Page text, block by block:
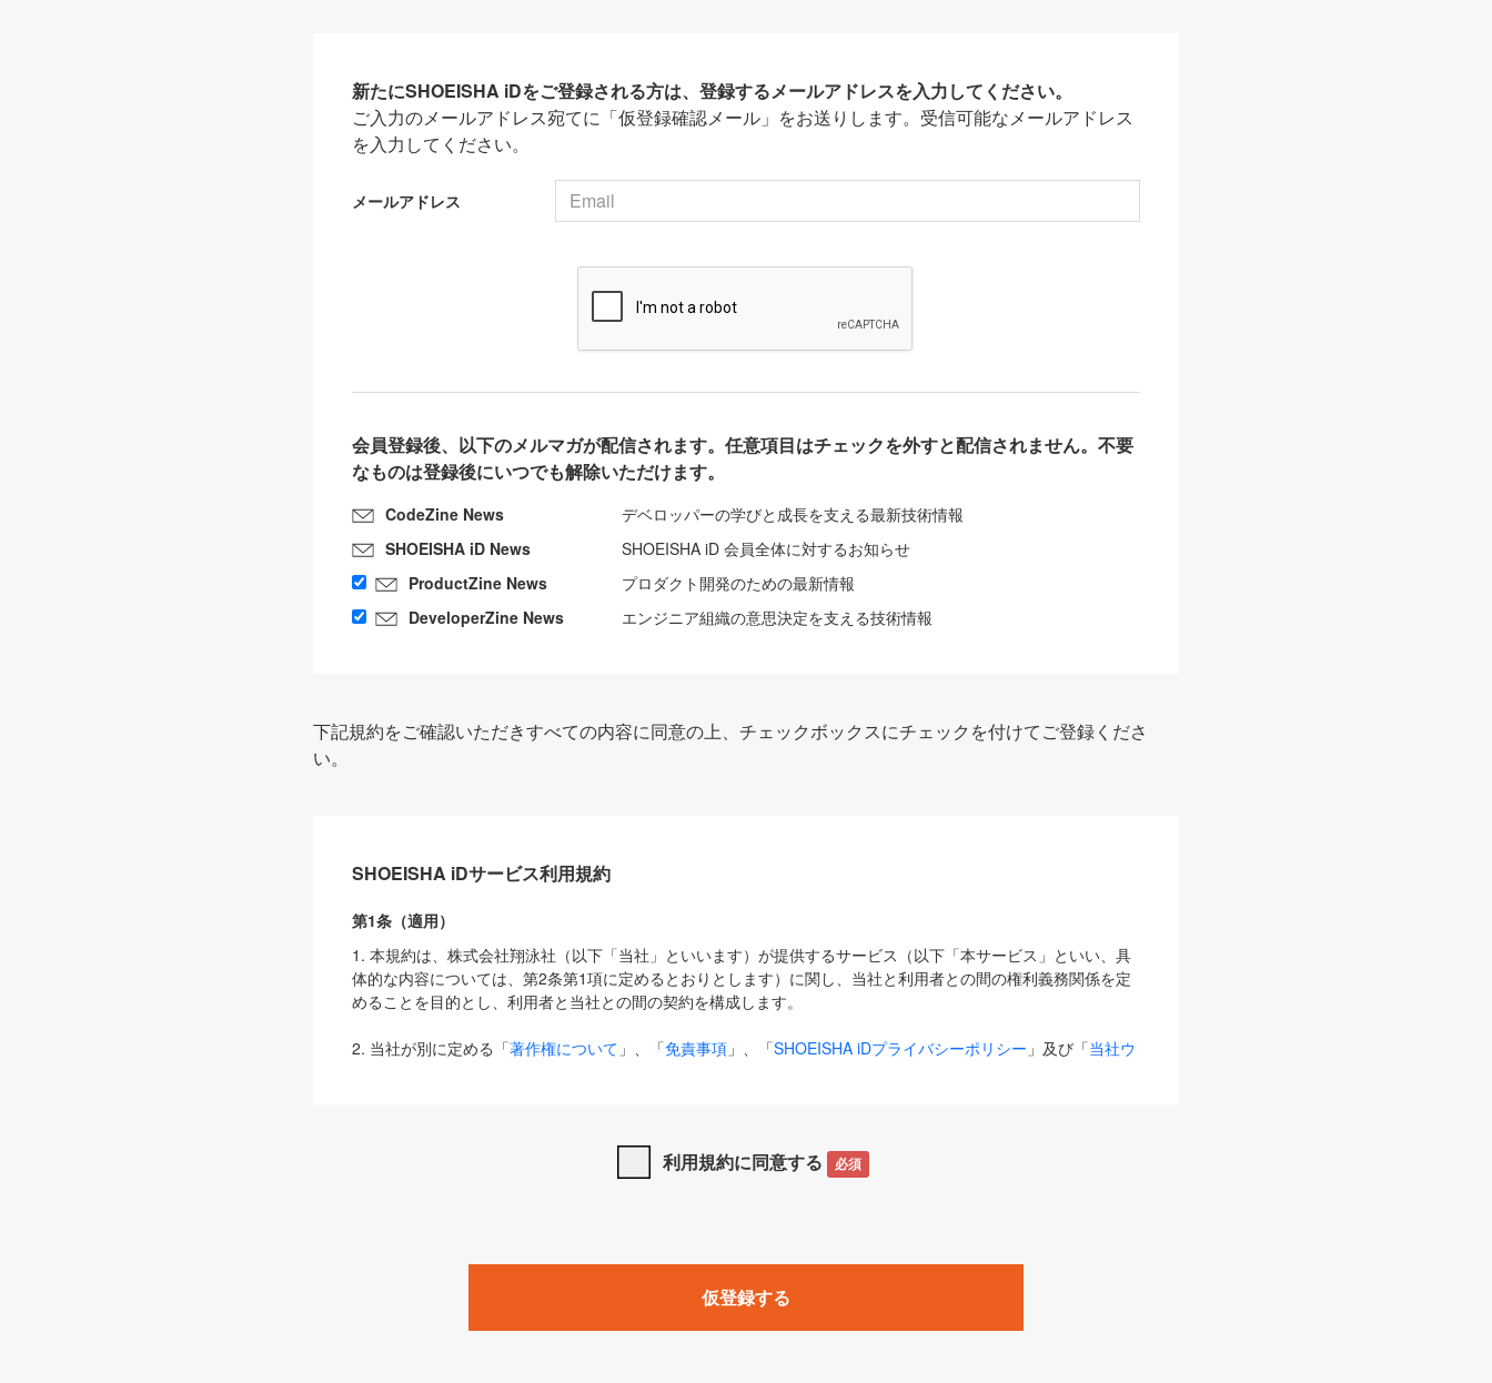
新たにSHOEISHA iDをご登録される方は、登録するメールアドレスを入力してください。
ご入力のメールアドレス宛てに「仮登録確認メール」をお送りします。受信可能なメールアドレス
を入力してください。
メールアドレス
会員登録後、以下のメルマガが配信されます。任意項目はチェックを外すと配信されません。不要
なものは登録後にいつでも解除いただけます。
CodeZine News
デベロッパーの学びと成長を支える最新技術情報
SHOEISHA iD News
SHOEISHA iD 会員全体に対するお知らせ
ProductZine News
プロダクト開発のための最新情報
DeveloperZine News
エンジニア組織の意思決定を支える技術情報
下記規約をご確認いただきすべての内容に同意の上、チェックボックスにチェックを付けてご登録くださ
い。
SHOEISHA iDサービス利用規約
第1条（適用）
1. 本規約は、株式会社翔泳社（以下「当社」といいます）が提供するサービス（以下「本サービス」といい、具
体的な内容については、第2条第1項に定めるとおりとします）に関し、当社と利用者との間の権利義務関係を定
めることを目的とし、利用者と当社との間の契約を構成します。
2. 当社が別に定める「著作権について 」、「免責事項 」、「SHOEISHA iDプライバシーポリシー 」及び「当社ウ
は、本規約の規定が優先して適用されるものとします。
1. 「本サービス」とは、当社が提供する以下のサービス（名称や内容が変更された場合、変更後のサービスを含
みます）及びこれらサービスに関連して当社が実施するイベントやキャンペーンをいいます。
「SEBook」「SEShop」「CodeZine」「MarkeZine」「EnterpriseZine」「ECzine」「Biz/Zine」「HRzine」
利用規約に同意する 必須
仮登録する